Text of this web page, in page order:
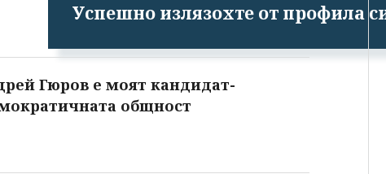
Успешно излязохте от профила
Гюров е моят кандидат-
общност